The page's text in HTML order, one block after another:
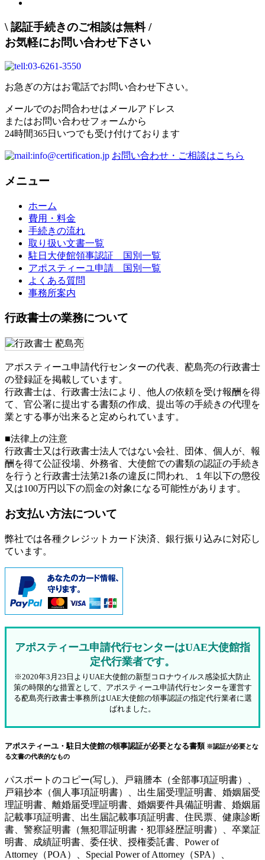
\ 認証手続きのご相談は無料/
お気軽にお問い合わせ下さい
お急ぎの方はお電話でお問い合わせ下さい。
メールでのお問合わせはメールアドレス
またはお問い合わせフォームから
24時間365日いつでも受け付けております
お問い合わせ・ご相談はこちら
メニュー
ホーム
費用・料金
手続きの流れ
取り扱い文書一覧
駐日大使館領事認証 国別一覧
アポスティーユ申請 国別一覧
よくある質問
事務所案内
行政書士の業務について
アポスティーユ申請代行センターの代表、蓜島亮の行政書士
の登録証を掲載しています。
行政書士は、行政書士法により、他人の依頼を受け報酬を得
て、官公署に提出する書類の作成、提出等の手続きの代理を
業とする事が出来ると定められています。
■法律上の注意
行政書士又は行政書士法人ではない会社、団体、個人が、報
酬を得て公証役場、外務省、大使館での書類の認証の手続き
を行うと行政書士法第21条の違反に問われ、
１年以下の懲役
又は100万円以下の罰金の対象になる可能性があります。
お支払い方法について
弊社では各種クレジットカード決済、銀行振り込みに対応し
ています。
アポスティーユ申請代行センターはUAE大使館指
定代行業者です。
※2020年3月23日よりUAE大使館の新型コロナウイルス感染拡大防止
策の時限的な措置として、アポスティーユ申請代行センターを運営す
る蓜島亮行政書士事務所はUAE大使館の領事認証の指定代行業者に選
ばれました。
アポスティーユ・駐日大使館の領事認証が必要となる書類 ※認証が必要とな
る文書の代表的なもの
パスポートのコピー(写し)、戸籍謄本（全部事項証明書）、
戸籍抄本（個人事項証明書）、出生届受理証明書、婚姻届受
理証明書、離婚届受理証明書、婚姻要件具備証明書、婚姻届
記載事項証明書、出生届記載事項証明書、住民票、健康診断
書、警察証明書（無犯罪証明書・犯罪経歴証明書）、卒業証
明書、成績証明書、委任状、授権委託書、Power of
Attorney（POA）、Special Power of Attorney（SPA）、